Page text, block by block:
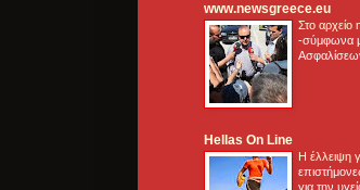
www.newsgreece.eu
Στο αρχείο
-σύμφωνα
Hellas On Line
Η έλλειψη
για την